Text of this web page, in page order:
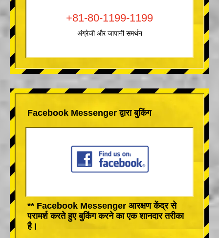
+81-80-1199-1199
अंग्रेजी और जापानी समर्थन
Facebook Messenger द्वारा बुकिंग
** Facebook Messenger आरक्षण केंद्र से
परामर्श करते हुए बुकिंग करने का एक शानदार तरीका
है।